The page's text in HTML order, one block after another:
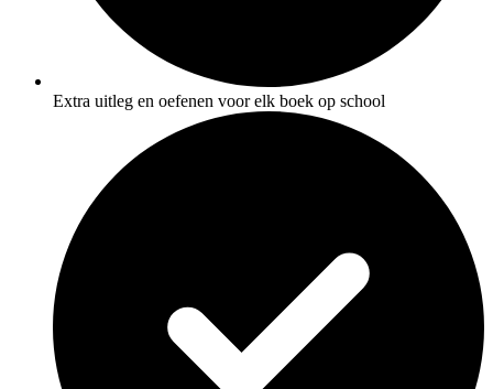
Extra uitleg en oefenen voor elk boek op school